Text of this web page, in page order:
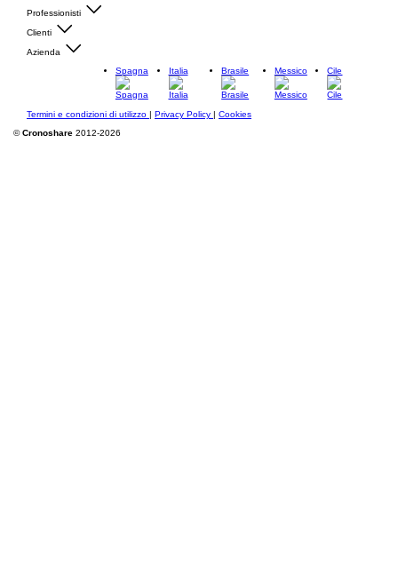
Professionisti
Clienti
Azienda
Spagna
Italia Brasile Messico Cile
Termini e condizioni di utilizzo | Privacy Policy | Cookies
©Cronoshare 2012-2026